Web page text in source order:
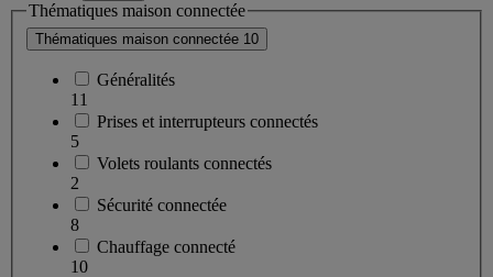
Thématiques maison connectée
Thématiques maison connectée 10
Généralités
11
Prises et interrupteurs connectés
5
Volets roulants connectés
2
Sécurité connectée
8
Chauffage connecté
10